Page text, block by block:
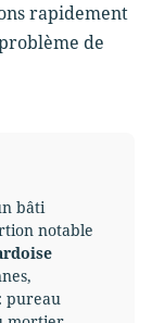
rapidement
de
bâti
notable
pureau